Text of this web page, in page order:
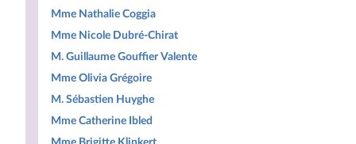
Mme Nathalie Coggia
Mme Nicole Dubré-Chirat
M. Guillaume Gouffier Valente
Mme Olivia Grégoire
M. Sébastien Huyghe
Mme Catherine Ibled